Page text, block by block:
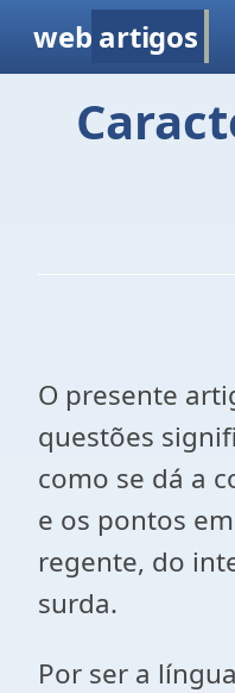
web artigos
O presente
questões
como se dá a
e os pontos
regente, do
surda.
Por ser a